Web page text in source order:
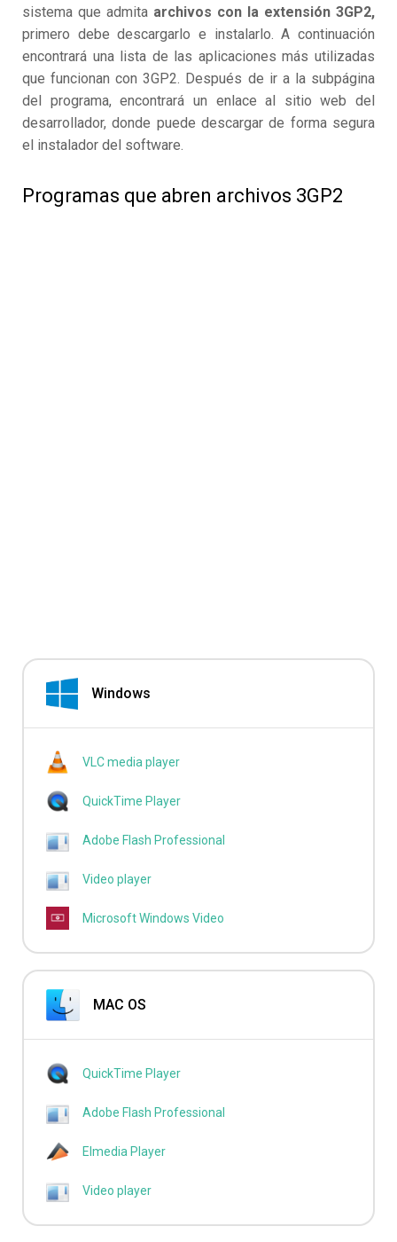
sistema que admita archivos con la extensión 3GP2,
primero debe descargarlo e instalarlo. A continuación
encontrará una lista de las aplicaciones más utilizadas
que funcionan con 3GP2. Después de ir a la subpágina
del programa, encontrará un enlace al sitio web del
desarrollador, donde puede descargar de forma segura
el instalador del software.
Programas que abren archivos 3GP2
Windows
VLC media player
QuickTime Player
Adobe Flash Professional
Video player
Microsoft Windows Video
MAC OS
QuickTime Player
Adobe Flash Professional
Elmedia Player
Video player